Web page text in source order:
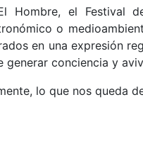
Hombre, el Festival
o
en una expresión
generar conciencia y
lo que nos queda